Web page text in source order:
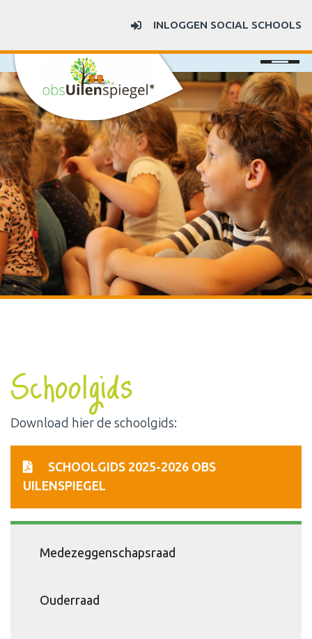
INLOGGEN SOCIAL SCHOOLS
Uilenspiegel
Nieuws
Ouders
SAAM*
Contact
Schoolgids
Download hier de schoolgids:
SCHOOLGIDS 2025-2026 OBS
UILENSPIEGEL
Medezeggenschapsraad
Ouderraad